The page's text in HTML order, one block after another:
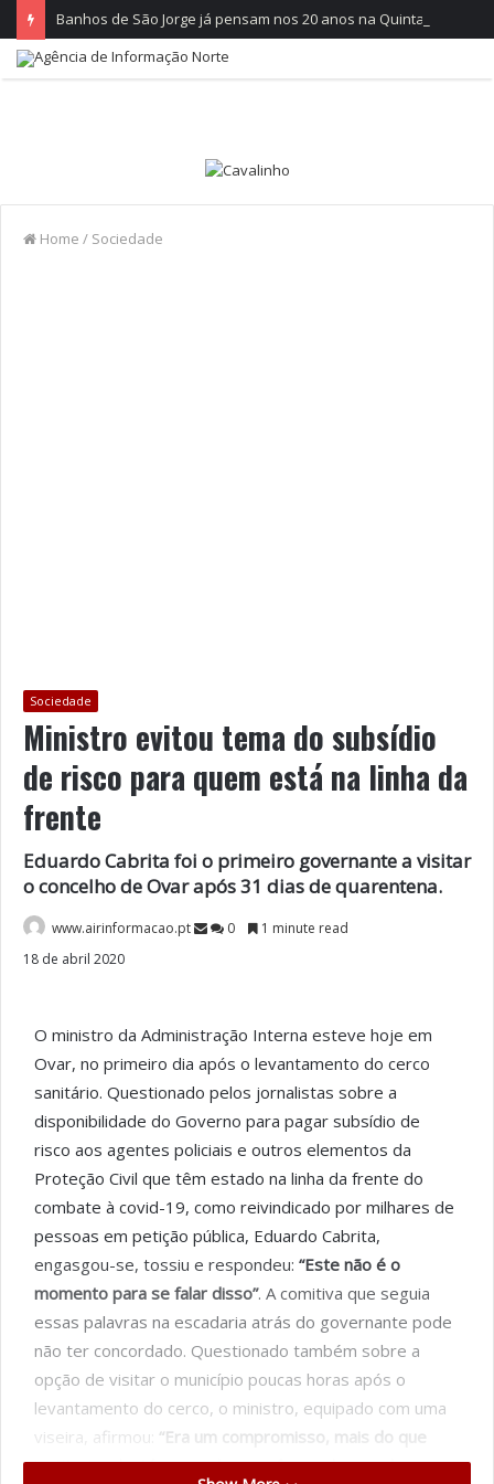
Home / Sociedade
Sociedade
Ministro evitou tema do subsídio
de risco para quem está na linha da
frente
Eduardo Cabrita foi o primeiro governante a visitar
o concelho de Ovar após 31 dias de quarentena.
www.airinformacao.pt 0
1 minute read
18 de abril 2020
O ministro da Administração Interna esteve hoje em
Ovar, no primeiro dia após o levantamento do cerco
sanitário. Questionado pelos jornalistas sobre a
disponibilidade do Governo para pagar subsídio de
risco aos agentes policiais e outros elementos da
Proteção Civil que têm estado na linha da frente do
combate à covid-19, como reivindicado por milhares de
pessoas em petição pública, Eduardo Cabrita,
engasgou-se, tossiu e respondeu: “Este não é o
momento para se falar disso”. A comitiva que seguia
essas palavras na escadaria atrás do governante pode
não ter concordado. Questionado também sobre a
opção de visitar o município poucas horas após o
levantamento do cerco, o ministro, equipado com uma
viseira, afirmou: “Era um compromisso, mais do que
institucional, até pessoal e uma forma de agradecer